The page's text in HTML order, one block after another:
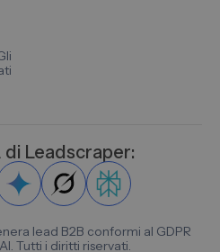
di Leadscraper:
lead B2B conformi al GDPR
Tutti i diritti riservati.